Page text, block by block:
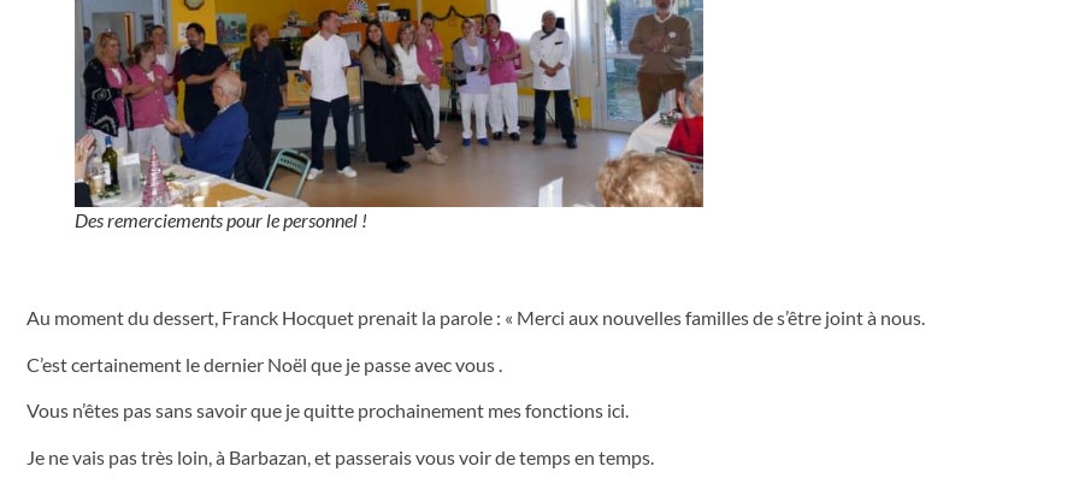
Des remerciements pour le personnel !
Au moment du dessert, Franck Hocquet prenait la parole : « Merci aux nouvelles familles de s’être joint à nous.
C’est certainement le dernier Noël que je passe avec vous .
Vous n’êtes pas sans savoir que je quitte prochainement mes fonctions ici.
Je ne vais pas très loin, à Barbazan, et passerais vous voir de temps en temps.